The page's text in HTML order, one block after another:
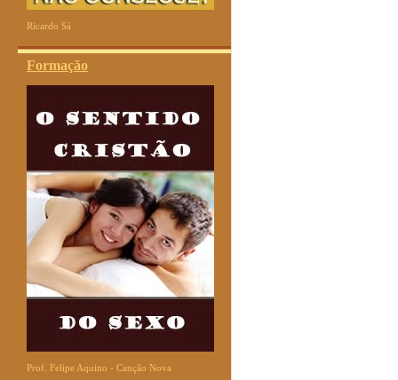
Ricardo Sá
Formação
Prof. Felipe Aquino - Canção Nova